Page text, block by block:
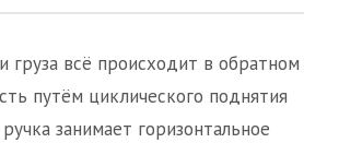
груза всё происходит в обратном
путём циклического поднятия
занимает горизонтальное